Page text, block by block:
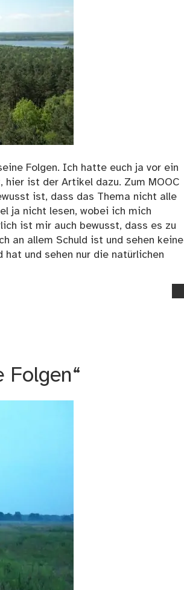
Folgen. Ich hatte euch ja vor ein
hier ist der Artikel dazu. Zum MOOC
ist, dass das Thema nicht alle
ja nicht lesen, wobei ich mich
ist mir auch bewusst, dass es zu
an allem Schuld ist und sehen keine
hat und sehen nur die natürlichen
Folgen“